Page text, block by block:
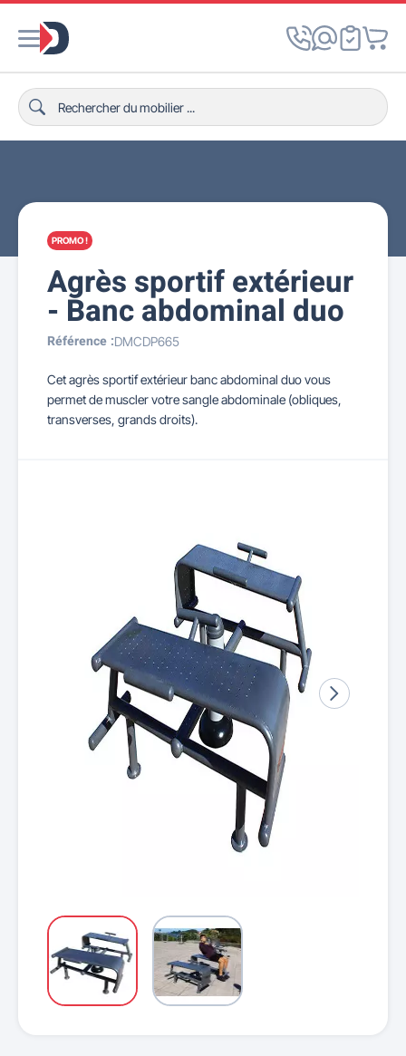
PROMO !
Agrès sportif extérieur
- Banc abdominal duo
Référence :DMCDP665
Cet agrès sportif extérieur banc abdominal duo vous
permet de muscler votre sangle abdominale (obliques,
transverses, grands droits).